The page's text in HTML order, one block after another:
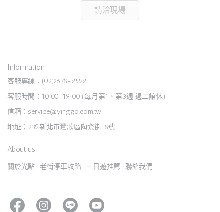
請洽現場
Information
客服專線：(02)2678-9599
客服時間：10:00-19:00 (每月第1、第3週 週二館休)
信箱：service@yinggo.com.tw
地址：239新北市鶯歌區陶瓷街18號
About us
關於光點 老街停車攻略 一日遊推薦 聯絡我們